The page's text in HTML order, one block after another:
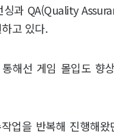
과 QA(Quality
고 있다.
해선 게임 몰입도 향
업을 반복해 진행해왔